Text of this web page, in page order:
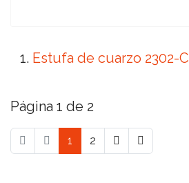
Estufa de cuarzo 2302-C
Página 1 de 2
1 2